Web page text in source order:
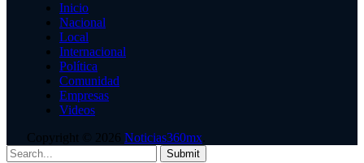
Inicio
Nacional
Local
Internacional
Política
Comunidad
Empresas
Videos
Copyright © 2026 Noticias360mx
Submit